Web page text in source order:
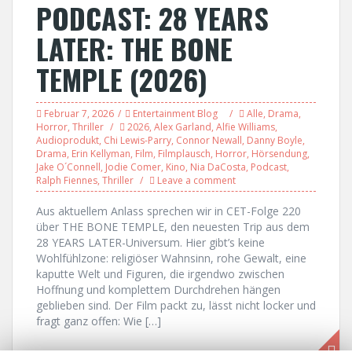
PODCAST: 28 YEARS
LATER: THE BONE
TEMPLE (2026)
Februar 7, 2026 Entertainment Blog Alle, Drama,
Horror, Thriller 2026, Alex Garland, Alfie Williams,
Audioprodukt, Chi Lewis-Parry, Connor Newall, Danny Boyle,
Drama, Erin Kellyman, Film, Filmplausch, Horror, Hörsendung,
Jake O´Connell, Jodie Comer, Kino, Nia DaCosta, Podcast,
Ralph Fiennes, Thriller Leave a comment
Aus aktuellem Anlass sprechen wir in CET-Folge 220
über THE BONE TEMPLE, den neuesten Trip aus dem
28 YEARS LATER-Universum. Hier gibt’s keine
Wohlfühlzone: religiöser Wahnsinn, rohe Gewalt, eine
kaputte Welt und Figuren, die irgendwo zwischen
Hoffnung und komplettem Durchdrehen hängen
geblieben sind. Der Film packt zu, lässt nicht locker und
fragt ganz offen: Wie […]